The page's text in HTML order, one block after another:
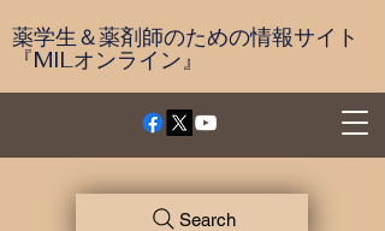
薬学生＆薬剤師のための情報サイト
『MILオンライン』
Search